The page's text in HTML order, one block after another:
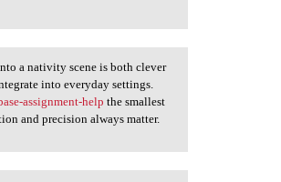
a nativity scene is both clever
into everyday settings.
assignment-help the smallest
and precision always matter.